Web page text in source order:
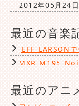
2012年05月24日
最近の音楽
JEFF LARSON
MXR M195
最近のアニ